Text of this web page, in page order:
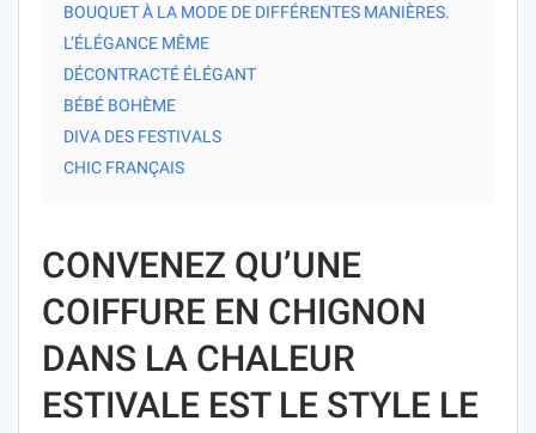
BOUQUET À LA MODE DE DIFFÉRENTES MANIÈRES.
L’ÉLÉGANCE MÊME
DÉCONTRACTÉ ÉLÉGANT
BÉBÉ BOHÈME
DIVA DES FESTIVALS
CHIC FRANÇAIS
CONVENEZ QU’UNE
COIFFURE EN CHIGNON
DANS LA CHALEUR
ESTIVALE EST LE STYLE LE